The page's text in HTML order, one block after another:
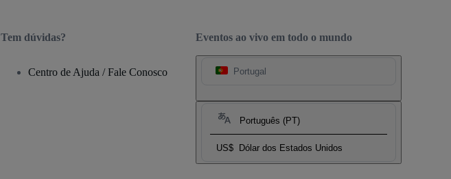
Eventos ao vivo em todo o mundo
Portugal
Português (PT)
US$ Dólar dos Estados Unidos
Tem dúvidas?
Centro de Ajuda / Fale Conosco